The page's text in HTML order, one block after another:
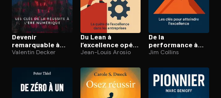
Devenir
remarquable à
l’ère du numérique
Valentin Decker
Du Lean à
l’excellence opé­
ra­tion­nelle
Jean-Louis Arosio
De la
performance à
l’excellence
Jim Collins